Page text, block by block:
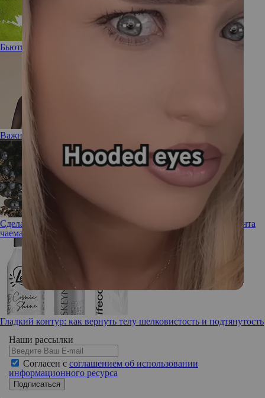
Бьюти-помощник: новая эссенция Vinoperfect от Caudalie
Важный вопрос: Нужен ли вашей коже тоник?
Сделано с любовью: новый бьюти-бренд Love Tea Art — мечта
чаемана
Гладкий контур: как вернуть телу шелковистость и подтянутость
Наши рассылки
Согласен с соглашением об использовании
информационного ресурса
Подписаться